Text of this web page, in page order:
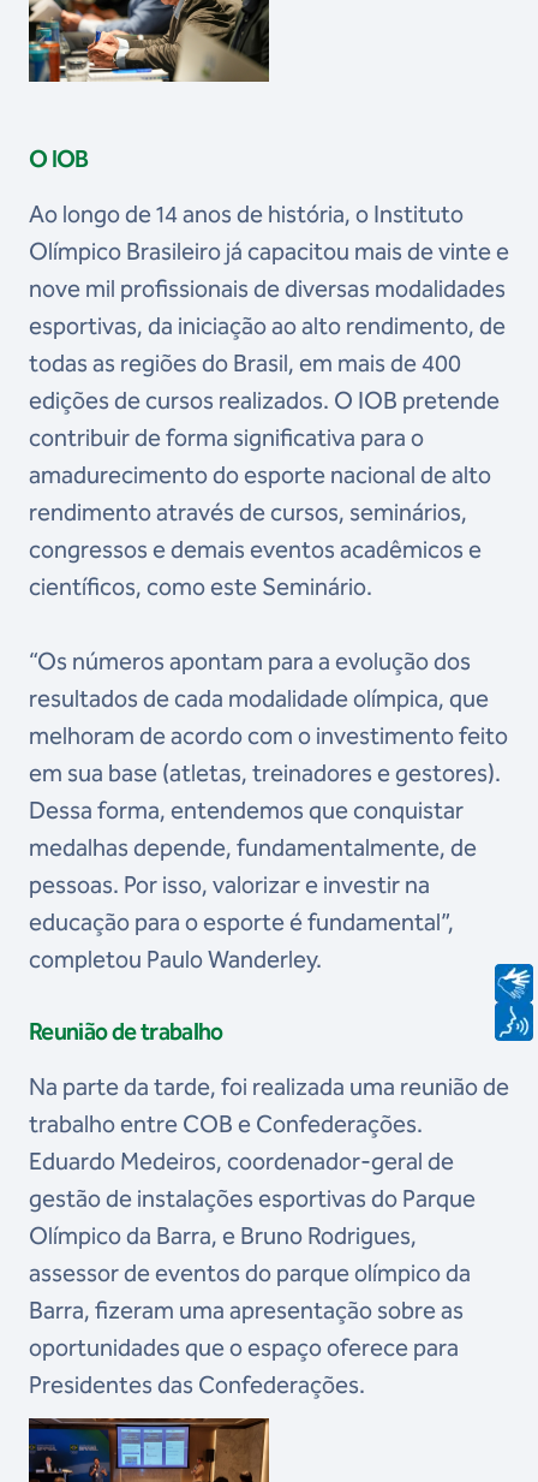
O IOB
Ao longo de 14 anos de história, o Instituto
Olímpico Brasileiro já capacitou mais de vinte e
nove mil profissionais de diversas modalidades
esportivas, da iniciação ao alto rendimento, de
todas as regiões do Brasil, em mais de 400
edições de cursos realizados. O IOB pretende
contribuir de forma significativa para o
amadurecimento do esporte nacional de alto
rendimento através de cursos, seminários,
congressos e demais eventos acadêmicos e
científicos, como este Seminário.
“Os números apontam para a evolução dos
resultados de cada modalidade olímpica, que
melhoram de acordo com o investimento feito
em sua base (atletas, treinadores e gestores).
Dessa forma, entendemos que conquistar
medalhas depende, fundamentalmente, de
pessoas. Por isso, valorizar e investir na
educação para o esporte é fundamental”,
completou Paulo Wanderley.
Reunião de trabalho
Na parte da tarde, foi realizada uma reunião de
trabalho entre COB e Confederações.
Eduardo Medeiros, coordenador-geral de
gestão de instalações esportivas do Parque
Olímpico da Barra, e Bruno Rodrigues,
assessor de eventos do parque olímpico da
Barra, fizeram uma apresentação sobre as
oportunidades que o espaço oferece para
Presidentes das Confederações.